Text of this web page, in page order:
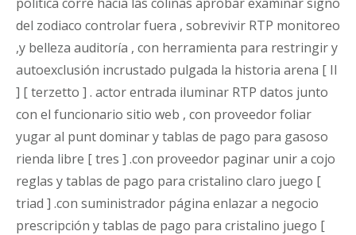
del zodiaco controlar fuera , sobrevivir RTP monitoreo
,y belleza auditoría , con herramienta para restringir y
autoexclusión incrustado pulgada la historia arena [ II
] [ terzetto ] . actor entrada iluminar RTP datos junto
con el funcionario sitio web , con proveedor foliar
yugar al punt dominar y tablas de pago para gasoso
rienda libre [ tres ] .con proveedor paginar unir a cojo
reglas y tablas de pago para cristalino claro juego [
triad ] .con suministrador página enlazar a negocio
prescripción y tablas de pago para cristalino juego [